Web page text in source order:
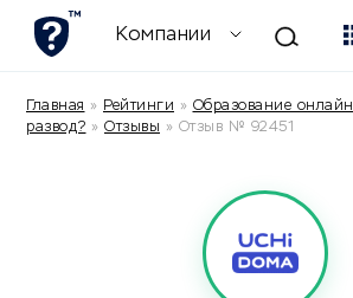
Компании
Главная » Рейтинги » Образование онлайн
развод? » Отзывы » Отзыв № 92451